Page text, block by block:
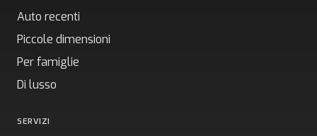
Auto recenti
Piccole dimensioni
Per famiglie
Di lusso
SERVIZI